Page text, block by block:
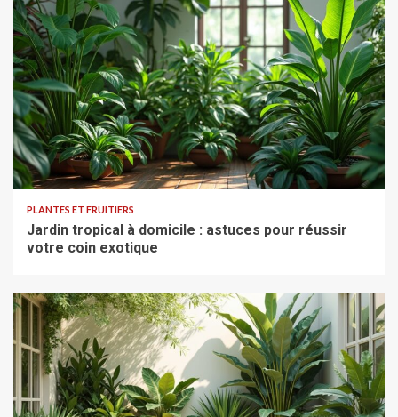
PLANTES ET FRUITIERS
Jardin tropical à domicile : astuces pour réussir
votre coin exotique